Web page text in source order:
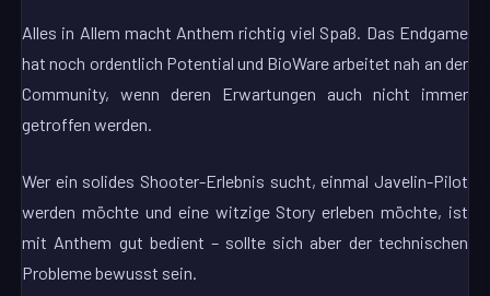
Alles in Allem macht Anthem richtig viel Spaß. Das Endgame
hat noch ordentlich Potential und BioWare arbeitet nah an der
Community, wenn deren Erwartungen auch nicht immer
getroffen werden.
Wer ein solides Shooter-Erlebnis sucht, einmal Javelin-Pilot
werden möchte und eine witzige Story erleben möchte, ist
mit Anthem gut bedient – sollte sich aber der technischen
Probleme bewusst sein.